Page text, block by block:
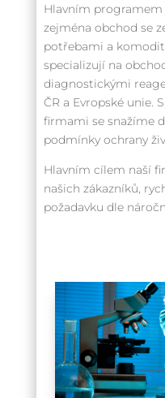
Hlavním
zejména obchod se
potřebami a
specializují na
diagnostickými
ČR a Evropské unie.
firmami se snažíme
podmínky ochrany
Hlavním cílem naší
našich zákazníků,
požadavku dle